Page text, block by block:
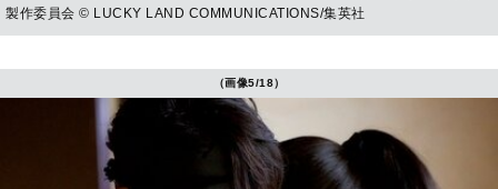
製作委員会 © LUCKY LAND COMMUNICATIONS/集英社
（画像5/18）